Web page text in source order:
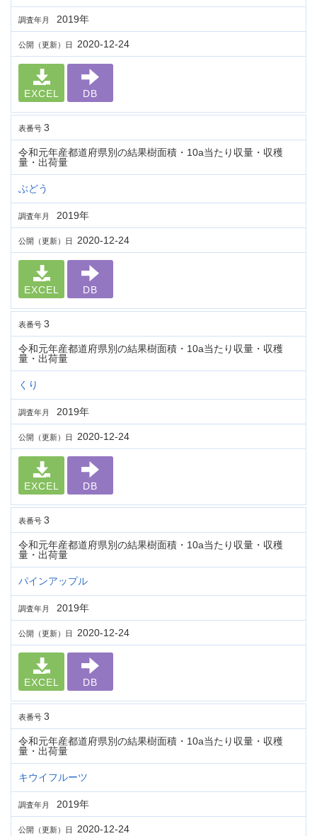
調査年月 2019年
公開（更新）日 2020-12-24
EXCEL DB
表番号 3
令和元年産都道府県別の結果樹面積・10a当たり収量・収穫
量・出荷量
ぶどう
調査年月 2019年
公開（更新）日 2020-12-24
EXCEL DB
表番号 3
令和元年産都道府県別の結果樹面積・10a当たり収量・収穫
量・出荷量
くり
調査年月 2019年
公開（更新）日 2020-12-24
EXCEL DB
表番号 3
令和元年産都道府県別の結果樹面積・10a当たり収量・収穫
量・出荷量
パインアップル
調査年月 2019年
公開（更新）日 2020-12-24
EXCEL DB
表番号 3
令和元年産都道府県別の結果樹面積・10a当たり収量・収穫
量・出荷量
キウイフルーツ
調査年月 2019年
公開（更新）日 2020-12-24